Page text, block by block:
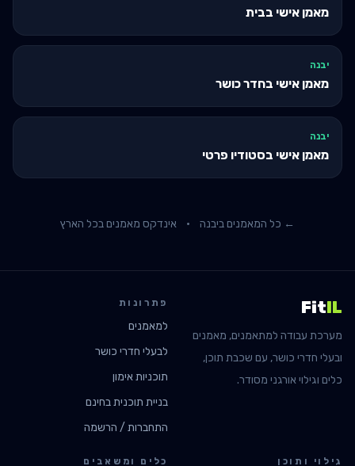
מאמן אישי בבית
יבנה
מאמן אישי בחדר כושר
יבנה
מאמן אישי בסטודיו פרטי
← כל המאמנים ביבנה · אינדקס מאמנים בכל הארץ
FitIL
מערכת עבודה למתאמנים, מאמנים
ובעלי חדרי כושר, עם שכבת תוכן,
כלים וגילוי אורגני מסודר.
פתרונות
למאמנים
לבעלי חדרי כושר
תוכניות אימון
בניית תוכנית בחינם
התחברות / הרשמה
גילוי ותוכן כלים ומשאבים